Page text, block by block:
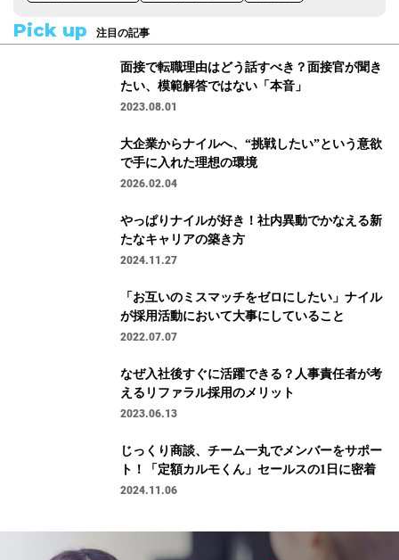
Pick up 注目の記事
面接で転職理由はどう話すべき？面接官が聞き
たい、模範解答ではない「本音」
2023.08.01
大企業からナイルへ、“挑戦したい”という意欲
で手に入れた理想の環境
2026.02.04
やっぱりナイルが好き！社内異動でかなえる新
たなキャリアの築き方
2024.11.27
「お互いのミスマッチをゼロにしたい」ナイル
が採用活動において大事にしていること
2022.07.07
なぜ入社後すぐに活躍できる？人事責任者が考
えるリファラル採用のメリット
2023.06.13
じっくり商談、チーム一丸でメンバーをサポー
ト！「定額カルモくん」セールスの1日に密着
2024.11.06